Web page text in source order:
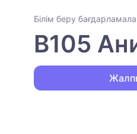
Білім беру
B105